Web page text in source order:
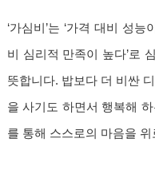
‘가심비’는 ‘가격 대비 성
비 심리적 만족이 높다’로
뜻합니다. 밥보다 더 비싼
을 사기도 하면서 행복해
를 통해 스스로의 마음을